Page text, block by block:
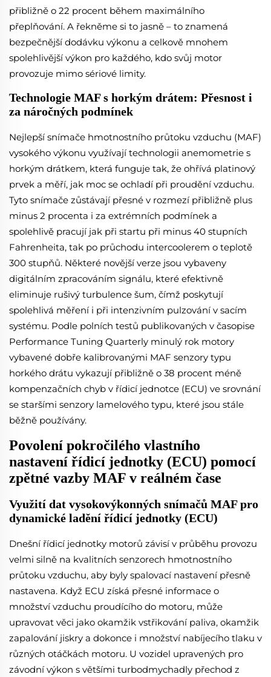
přibližně o 22 procent během maximálního
přeplňování. A řekněme si to jasně – to znamená
bezpečnější dodávku výkonu a celkově mnohem
spolehlivější výkon pro každého, kdo svůj motor
provozuje mimo sériové limity.
Technologie MAF s horkým drátem: Přesnost i
za náročných podmínek
Nejlepší snímače hmotnostního průtoku vzduchu (MAF)
vysokého výkonu využívají technologii anemometrie s
horkým drátkem, která funguje tak, že ohřívá platinový
prvek a měří, jak moc se ochladí při proudění vzduchu.
Tyto snímače zůstávají přesné v rozmezí přibližně plus
minus 2 procenta i za extrémních podmínek a
spolehlivě pracují jak při startu při minus 40 stupních
Fahrenheita, tak po průchodu intercoolerem o teplotě
300 stupňů. Některé novější verze jsou vybaveny
digitálním zpracováním signálu, které efektivně
eliminuje rušivý turbulence šum, čímž poskytují
spolehlivá měření i při intenzivním pulzování v sacím
systému. Podle polních testů publikovaných v časopise
Performance Tuning Quarterly minulý rok motory
vybavené dobře kalibrovanými MAF senzory typu
horkého drátu vykazují přibližně o 38 procent méně
kompenzačních chyb v řídicí jednotce (ECU) ve srovnání
se staršími senzory lamelového typu, které jsou stále
běžně používány.
Povolení pokročilého vlastního
nastavení řídicí jednotky (ECU) pomocí
zpětné vazby MAF v reálném čase
Využití dat vysokovýkonných snímačů MAF pro
dynamické ladění řídicí jednotky (ECU)
Dnešní řídicí jednotky motorů závisí v průběhu provozu
velmi silně na kvalitních senzorech hmotnostního
průtoku vzduchu, aby byly spalovací nastavení přesně
nastavena. Když ECU získá přesné informace o
množství vzduchu proudícího do motoru, může
upravovat věci jako okamžik vstřikování paliva, okamžik
zapalování jiskry a dokonce i množství nabíjecího tlaku v
různých otáčkách motoru. U vozidel upravených pro
závodní výkon s většími turbodmychadly přechod z